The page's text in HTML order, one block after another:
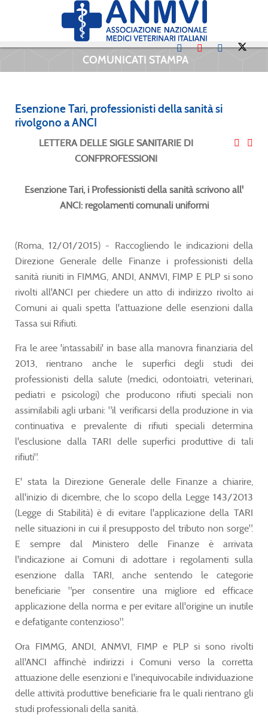
COMUNICATI STAMPA
Esenzione Tari, professionisti della sanità si
rivolgono a ANCI
LETTERA DELLE SIGLE SANITARIE DI
CONFPROFESSIONI
Esenzione Tari, i Professionisti della sanità scrivono all'
ANCI: regolamenti comunali uniformi
(Roma, 12/01/2015) - Raccogliendo le indicazioni della
Direzione Generale delle Finanze i professionisti della
sanità riuniti in FIMMG, ANDI, ANMVI, FIMP E PLP si sono
rivolti all'ANCI per chiedere un atto di indirizzo rivolto ai
Comuni ai quali spetta l'attuazione delle esenzioni dalla
Tassa sui Rifiuti.
Fra le aree 'intassabili' in base alla manovra finanziaria del
2013, rientrano anche le superfici degli studi dei
professionisti della salute (medici, odontoiatri, veterinari,
pediatri e psicologi) che producono rifiuti speciali non
assimilabili agli urbani: "il verificarsi della produzione in via
continuativa e prevalente di rifiuti speciali determina
l'esclusione dalla TARI delle superfici produttive di tali
rifiuti".
E' stata la Direzione Generale delle Finanze a chiarire,
all'inizio di dicembre, che lo scopo della Legge 143/2013
(Legge di Stabilità) è di evitare l'applicazione della TARI
nelle situazioni in cui il presupposto del tributo non sorge".
E sempre dal Ministero delle Finanze è arrivata
l'indicazione ai Comuni di adottare i regolamenti sulla
esenzione dalla TARI, anche sentendo le categorie
beneficiarie "per consentire una migliore ed efficace
applicazione della norma e per evitare all'origine un inutile
e defatigante contenzioso".
Ora FIMMG, ANDI, ANMVI, FIMP e PLP si sono rivolti
all'ANCI affinchè indirizzi i Comuni verso la corretta
attuazione delle esenzioni e l'inequivocabile individuazione
delle attività produttive beneficiarie fra le quali rientrano gli
studi professionali della sanità.